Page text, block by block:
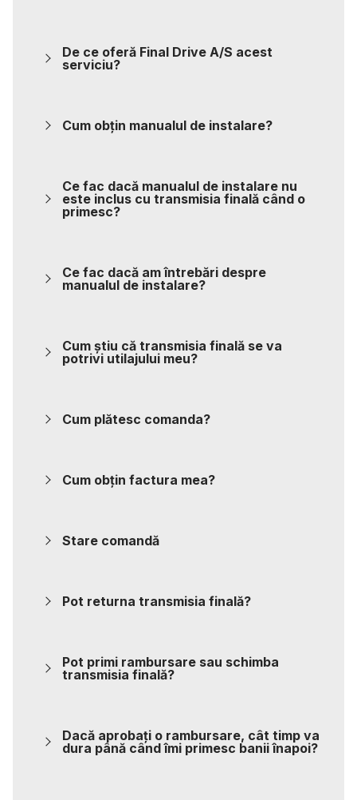
De ce oferă Final Drive A/S acest
serviciu?
Cum obțin manualul de instalare?
Ce fac dacă manualul de instalare nu
este inclus cu transmisia finală când o
primesc?
Ce fac dacă am întrebări despre
manualul de instalare?
Cum știu că transmisia finală se va
potrivi utilajului meu?
Cum plătesc comanda?
Cum obțin factura mea?
Stare comandă
Pot returna transmisia finală?
Pot primi rambursare sau schimba
transmisia finală?
Dacă aprobați o rambursare, cât timp va
dura până când îmi primesc banii înapoi?